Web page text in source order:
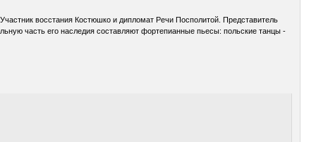
восстания Костюшко и дипломат Речи Посполитой. Представитель
часть его наследия составляют фортепианные пьесы: польские танцы -